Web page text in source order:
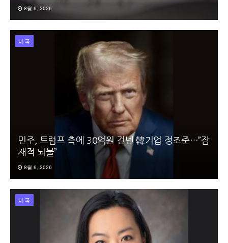
8월 6, 2026
미국
민주, 트럼프 측에 30억원 건넨 韓기업 정조준…”잠
재적 뇌물”
8월 6, 2026
미국